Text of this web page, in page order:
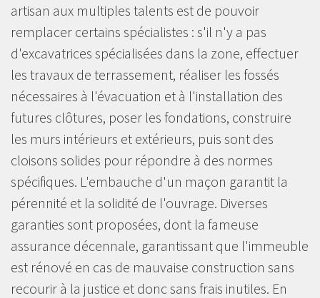
artisan aux multiples talents est de pouvoir
remplacer certains spécialistes : s'il n'y a pas
d'excavatrices spécialisées dans la zone, effectuer
les travaux de terrassement, réaliser les fossés
nécessaires à l'évacuation et à l'installation des
futures clôtures, poser les fondations, construire
les murs intérieurs et extérieurs, puis sont des
cloisons solides pour répondre à des normes
spécifiques. L'embauche d'un maçon garantit la
pérennité et la solidité de l'ouvrage. Diverses
garanties sont proposées, dont la fameuse
assurance décennale, garantissant que l'immeuble
est rénové en cas de mauvaise construction sans
recourir à la justice et donc sans frais inutiles. En